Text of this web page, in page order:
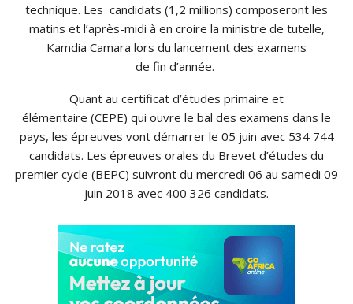
technique. Les candidats (1,2 millions) composeront les
matins et l’après-midi à en croire la ministre de tutelle,
Kamdia Camara lors du lancement des examens
de fin d’année.
Quant au certificat d’études primaire et
élémentaire (CEPE) qui ouvre le bal des examens dans le
pays, les épreuves vont démarrer le 05 juin avec 534 744
candidats. Les épreuves orales du Brevet d’études du
premier cycle (BEPC) suivront du mercredi 06 au samedi 09
juin 2018 avec 400 326 candidats.